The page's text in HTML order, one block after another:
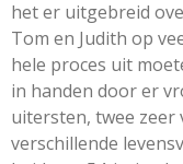
het er uitgebreid
Tom en Judith op
hele proces uit
in handen door er
uitersten, twee zeer
verschillende